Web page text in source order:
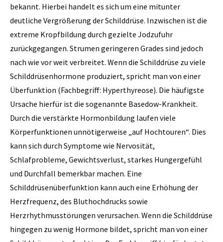
bekannt. Hierbei handelt es sich um eine mitunter
deutliche Vergrößerung der Schilddrüse. Inzwischen ist die
extreme Kropfbildung durch gezielte Jodzufuhr
zurückgegangen. Strumen geringeren Grades sind jedoch
nach wie vor weit verbreitet. Wenn die Schilddrüse zu viele
Schilddrüsenhormone produziert, spricht man von einer
Überfunktion (Fachbegriff: Hyperthyreose). Die häufigste
Ursache hierfür ist die sogenannte Basedow-Krankheit.
Durch die verstärkte Hormonbildung laufen viele
Körperfunktionen unnötigerweise „auf Hochtouren“. Dies
kann sich durch Symptome wie Nervosität,
Schlafprobleme, Gewichtsverlust, starkes Hungergefühl
und Durchfall bemerkbar machen. Eine
Schilddrüsenüberfunktion kann auch eine Erhöhung der
Herzfrequenz, des Bluthochdrucks sowie
Herzrhythmusstörungen verursachen. Wenn die Schilddrüse
hingegen zu wenig Hormone bildet, spricht man von einer